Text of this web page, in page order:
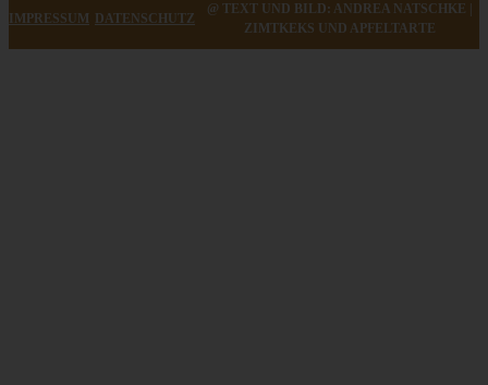
IMPRESSUM DATENSCHUTZ
@ TEXT UND BILD: ANDREA NATSCHKE |
ZIMTKEKS UND APFELTARTE